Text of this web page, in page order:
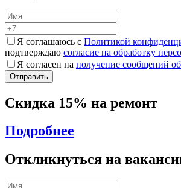
Я соглашаюсь с Политикой
подтверждаю согласие на обработку
Я согласен на получение сообщений
Скидка 15% на ремонт
Подробнее
Откликнуться на